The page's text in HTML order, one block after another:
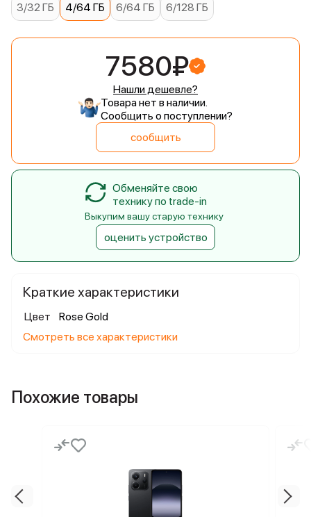
Краткие характеристики
Цвет
Rose Gold
Смотреть все характеристики
3/32 ГБ 4/64 ГБ 6/64 ГБ 6/128 ГБ
7580₽
Нашли дешевле?
Товара нет в наличии.
Сообщить о поступлении?
сообщить
Обменяйте свою
технику по trade-in
Выкупим вашу старую технику
оценить устройство
Похожие товары